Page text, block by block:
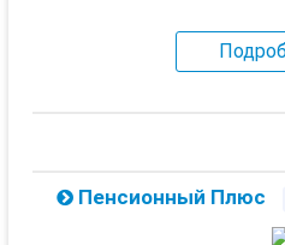
Пенсионный Плюс